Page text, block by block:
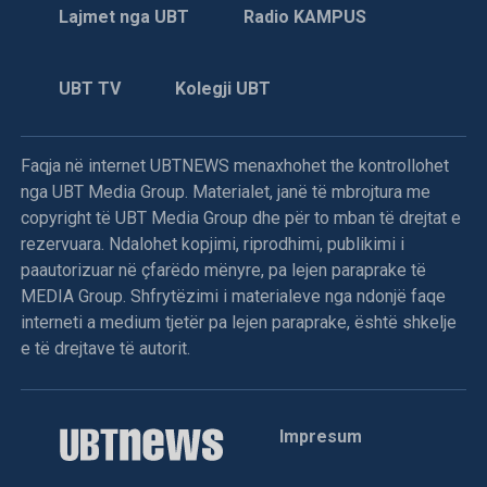
Skënderajt, me pretekst të kërkimit të armëve, policia
8 gusht 1998
Në Vraniq të Dushkajës forcat serbe vranë dy
shqiptarë
Dje në orët e pasditës, forca të mëdha ushtarake e
policore serbe sulmuan fshatin Vraniq të Dushkajës,
njofton KI i Degës së LDK-së në Gjakovë.
Njoftohet se banorët e këtij fshati i bënë rezistencë këtyre
fshatit Mark Tunë Lleshaj (73) dhe Kolë Gjon Lleshaj (30).
Lajmet nga UBT Radio KAMPUS
UBT TV Kolegji UBT
Faqja në internet UBTNEWS menaxhohet the kontrollohet
nga UBT Media Group. Materialet, janë të mbrojtura me
copyright të UBT Media Group dhe për to mban të drejtat e
rezervuara. Ndalohet kopjimi, riprodhimi, publikimi i
paautorizuar në çfarëdo mënyre, pa lejen paraprake të
MEDIA Group. Shfrytëzimi i materialeve nga ndonjë faqe
interneti a medium tjetër pa lejen paraprake, është shkelje
e të drejtave të autorit.
Impresum